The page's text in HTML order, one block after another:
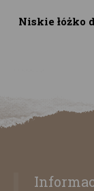
Niskie łóżko